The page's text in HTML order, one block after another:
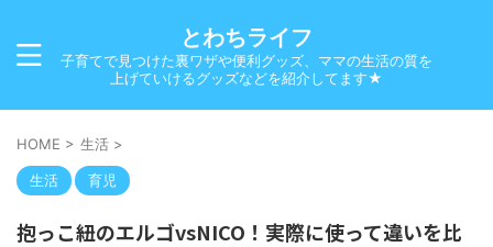
とわちライフ
子育てで見つけた裏ワザや便利グッズ、ママの生活の質を
上げていけるグッズなどを紹介してます★
HOME > 生活 >
生活 育児
抱っこ紐のエルゴvsNICO！実際に使って違いを比